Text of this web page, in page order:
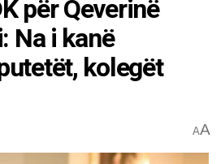
për Qeverinë
Na i kanë
kolegët
AA